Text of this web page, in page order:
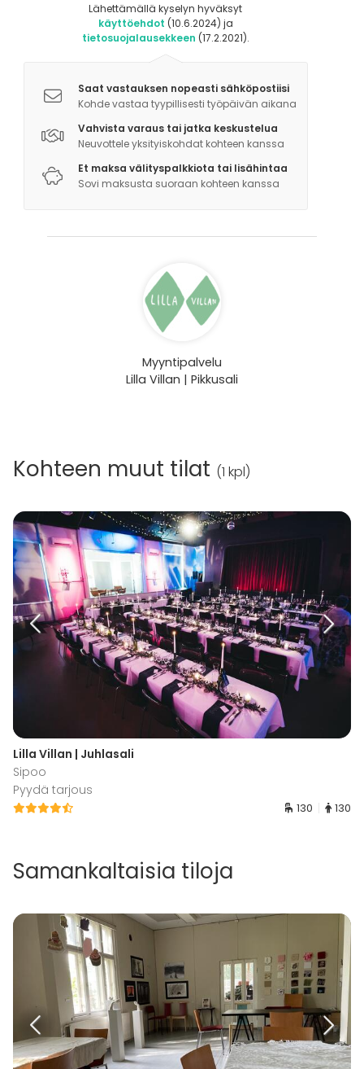
Lähettämällä kyselyn hyväksyt
käyttöehdot (10.6.2024) ja
tietosuojalausekkeen (17.2.2021).
Saat vastauksen nopeasti sähköpostiisi
Kohde vastaa tyypillisesti työpäivän aikana
Vahvista varaus tai jatka keskustelua
Neuvottele yksityiskohdat kohteen kanssa
Et maksa välityspalkkiota tai lisähintaa
Sovi maksusta suoraan kohteen kanssa
Myyntipalvelu
Lilla Villan | Pikkusali
Kohteen muut tilat (1 kpl)
Lilla Villan | Juhlasali
Sipoo
Pyydä tarjous
130 130
Samankaltaisia tiloja